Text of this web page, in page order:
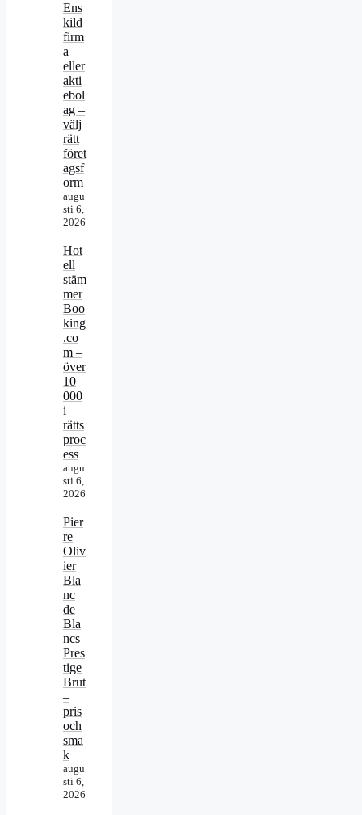
Ens
kild
firm
a
eller
akti
ebol
ag –
välj
rätt
föret
agsf
orm
augu
sti 6,
2026
Hot
ell
stäm
mer
Boo
king
.co
m –
över
10
000
i
rätts
proc
ess
augu
sti 6,
2026
Pier
re
Oliv
ier
Bla
nc
de
Bla
ncs
Pres
tige
Brut
–
pris
och
sma
k
augu
sti 6,
2026